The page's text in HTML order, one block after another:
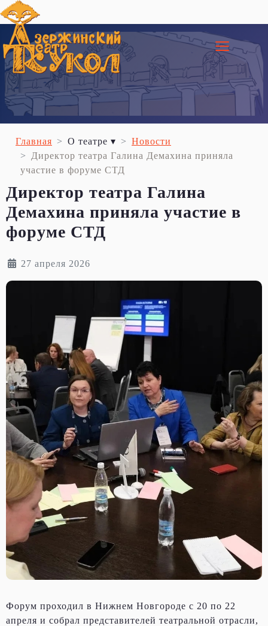
Главная О театре ▾
Новости
Директор театра Галина Демахина приняла
участие в форуме СТД
Директор театра Галина
Демахина приняла участие в
форуме СТД
27 апреля 2026
Форум проходил в Нижнем Новгороде с 20 по 22
апреля и собрал представителей театральной отрасли,
≡